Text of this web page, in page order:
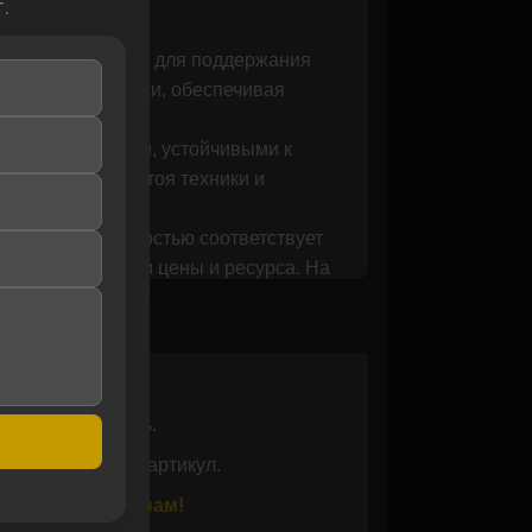
Предназначен для поддержания
тяжелой техники, обеспечивая
кольцами, устойчивыми к
время простоя техники и
MTK полностью соответствует
соотношением цены и ресурса. На
совместимость.
проверить артикул.
позвоните нам!